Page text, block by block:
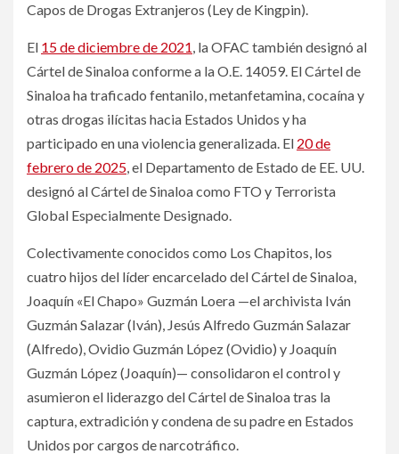
Capos de Drogas Extranjeros (Ley de Kingpin).
El 15 de diciembre de 2021, la OFAC también designó al
Cártel de Sinaloa conforme a la O.E. 14059. El Cártel de
Sinaloa ha traficado fentanilo, metanfetamina, cocaína y
otras drogas ilícitas hacia Estados Unidos y ha
participado en una violencia generalizada. El 20 de
febrero de 2025, el Departamento de Estado de EE. UU.
designó al Cártel de Sinaloa como FTO y Terrorista
Global Especialmente Designado.
Colectivamente conocidos como Los Chapitos, los
cuatro hijos del líder encarcelado del Cártel de Sinaloa,
Joaquín «El Chapo» Guzmán Loera —el archivista Iván
Guzmán Salazar (Iván), Jesús Alfredo Guzmán Salazar
(Alfredo), Ovidio Guzmán López (Ovidio) y Joaquín
Guzmán López (Joaquín)— consolidaron el control y
asumieron el liderazgo del Cártel de Sinaloa tras la
captura, extradición y condena de su padre en Estados
Unidos por cargos de narcotráfico.